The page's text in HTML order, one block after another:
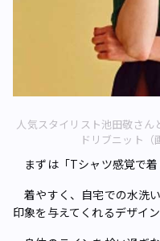
人気スタイリスト池田敬さん
ドリブニット（
まずは「Tシャツ感覚で着
着やすく、自宅での水洗
印象を与えてくれるデザイン